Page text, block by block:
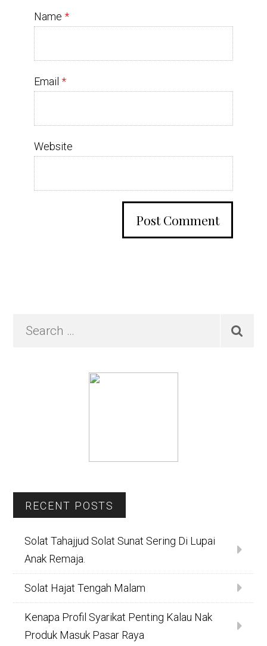
Name*
Email*
Website
Primary
RECENT POSTS
Solat Tahajjud Solat Sunat Sering Di Lupai
Anak Remaja.
Solat Hajat Tengah Malam
Kenapa Profil Syarikat Penting Kalau Nak
Produk Masuk Pasar Raya